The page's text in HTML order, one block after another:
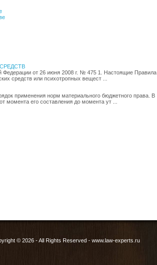
Федерации от 26 июня 2008 г. № 475 1. Настоящие Правила
средств или психотропных вещест ...
применения норм материального бюджетного права. В
момента его составления до момента ут ...
© 2026 - All Rights Reserved - www.law-experts.ru